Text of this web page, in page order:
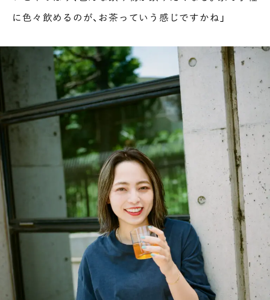
に色々飲めるのが、お茶っていう感じですかね」